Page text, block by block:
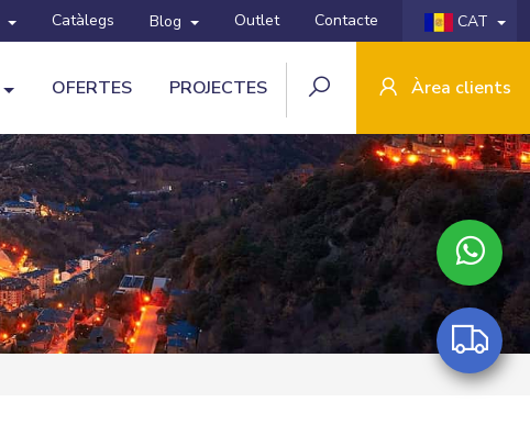
Catàlegs Blog Outlet Contacte CAT
OFERTES PROJECTES Àrea clients